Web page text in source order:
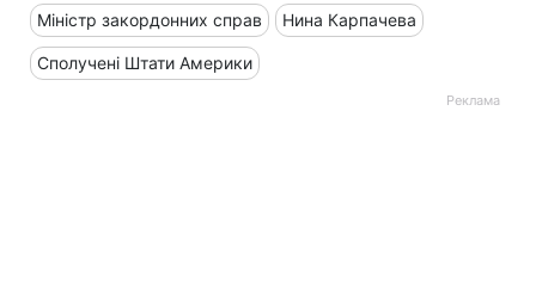
Міністр закордонних справ Нина Карпачева
Сполучені Штати Америки